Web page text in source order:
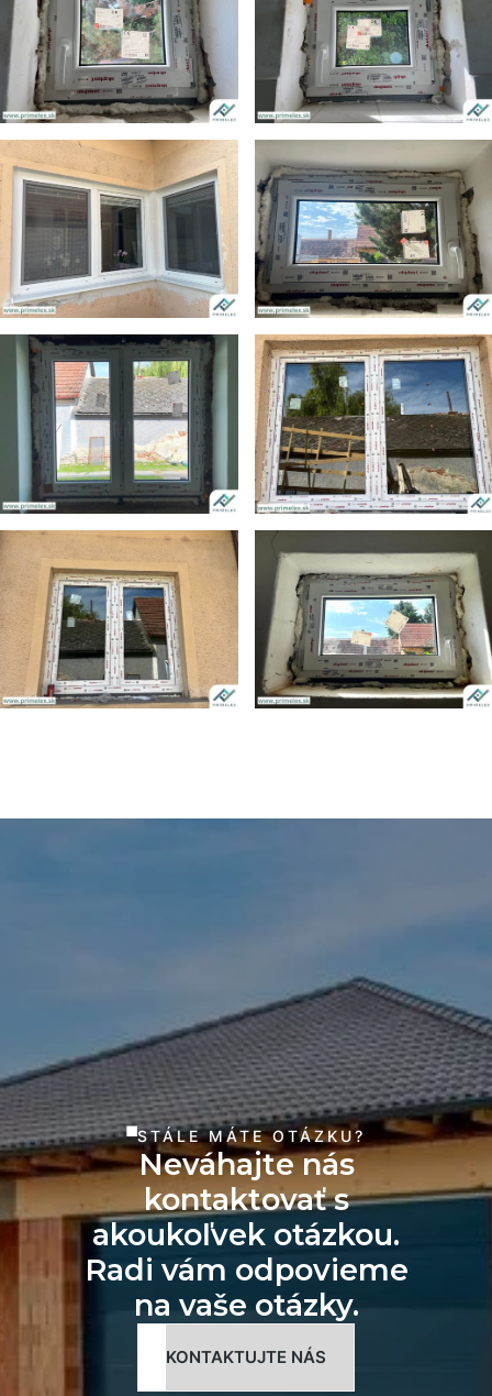
STÁLE MÁTE OTÁZKU?
Neváhajte nás
kontaktovať s
akoukoľvek otázkou.
Radi vám odpovieme
na vaše otázky.
KONTAKTUJTE NÁS